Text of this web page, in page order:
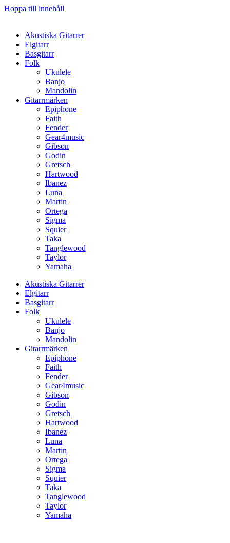
Hoppa till innehåll
Akustiska Gitarrer
Elgitarr
Basgitarr
Folk
Ukulele
Banjo
Mandolin
Gitarrmärken
Epiphone
Faith
Fender
Gear4music
Gibson
Godin
Gretsch
Hartwood
Ibanez
Luna
Martin
Ortega
Sigma
Squier
Taka
Tanglewood
Taylor
Yamaha
Akustiska Gitarrer
Elgitarr
Basgitarr
Folk
Ukulele
Banjo
Mandolin
Gitarrmärken
Epiphone
Faith
Fender
Gear4music
Gibson
Godin
Gretsch
Hartwood
Ibanez
Luna
Martin
Ortega
Sigma
Squier
Taka
Tanglewood
Taylor
Yamaha